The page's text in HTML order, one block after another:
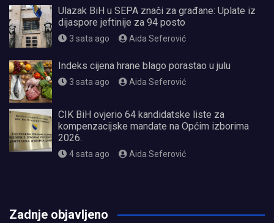
Ulazak BiH u SEPA znači za građane: Uplate iz
dijaspore jeftinije za 94 posto
3 sata ago Aida Seferović
Indeks cijena hrane blago porastao u julu
3 sata ago Aida Seferović
CIK BiH ovjerio 64 kandidatske liste za
kompenzacijske mandate na Općim izborima
2026.
4 sata ago Aida Seferović
Zadnje objavljeno